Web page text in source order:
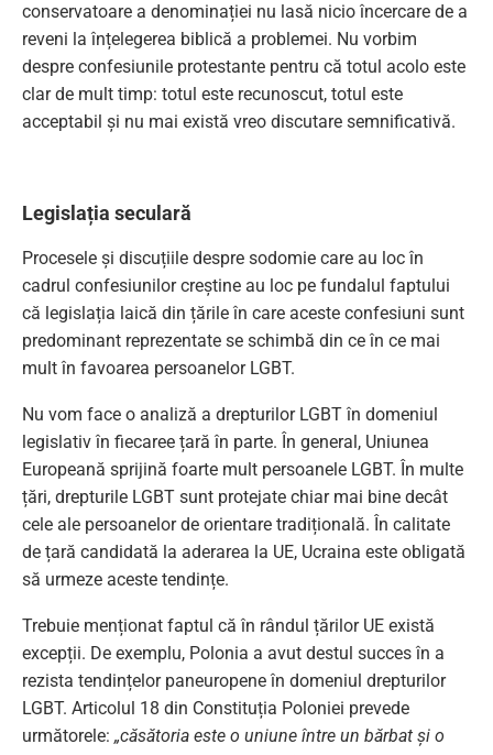
conservatoare a denominației nu lasă nicio încercare de a
reveni la înțelegerea biblică a problemei. Nu vorbim
despre confesiunile protestante pentru că totul acolo este
clar de mult timp: totul este recunoscut, totul este
acceptabil și nu mai există vreo discutare semnificativă.
Legislația seculară
Procesele și discuțiile despre sodomie care au loc în
cadrul confesiunilor creștine au loc pe fundalul faptului
că legislația laică din țările în care aceste confesiuni sunt
predominant reprezentate se schimbă din ce în ce mai
mult în favoarea persoanelor LGBT.
Nu vom face o analiză a drepturilor LGBT în domeniul
legislativ în fiecaree țară în parte. În general, Uniunea
Europeană sprijină foarte mult persoanele LGBT. În multe
țări, drepturile LGBT sunt protejate chiar mai bine decât
cele ale persoanelor de orientare tradițională. În calitate
de țară candidată la aderarea la UE, Ucraina este obligată
să urmeze aceste tendințe.
Trebuie menționat faptul că în rândul țărilor UE există
excepții. De exemplu, Polonia a avut destul succes în a
rezista tendințelor paneuropene în domeniul drepturilor
LGBT. Articolul 18 din Constituția Poloniei prevede
următorele: „căsătoria este o uniune între un bărbat și o